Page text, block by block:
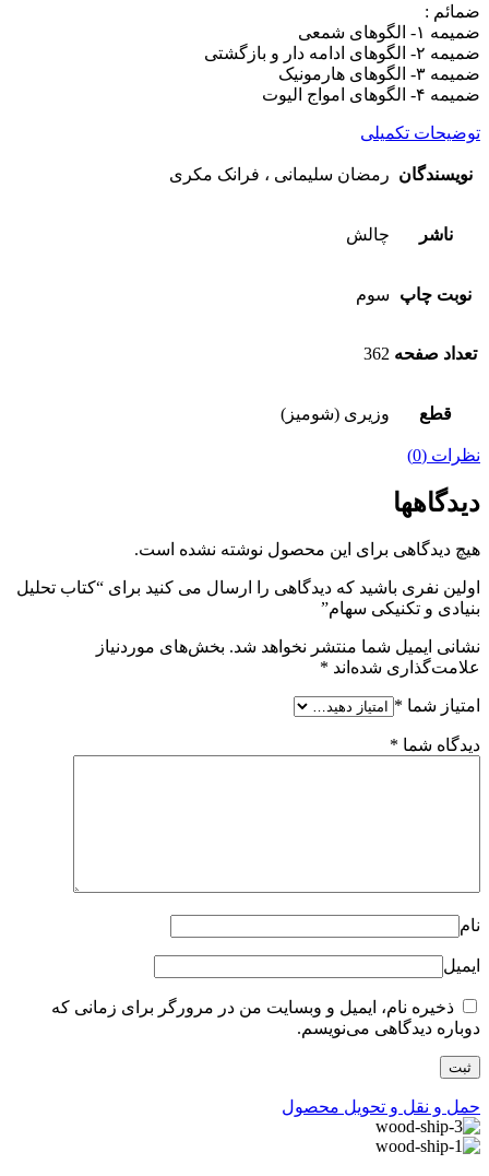
ضمائم :
ضمیمه ۱- الگوهای شمعی
ضمیمه ۲- الگوهای ادامه دار و بازگشتی
ضمیمه ۳- الگوهای هارمونیک
ضمیمه ۴- الگوهای امواج الیوت
توضیحات تکمیلی
نویسندگان رمضان سلیمانی ، فرانک مکری
ناشر چالش
نوبت چاپ سوم
تعداد صفحه 362
قطع وزیری (شومیز)
نظرات (0)
دیدگاهها
هیچ دیدگاهی برای این محصول نوشته نشده است.
اولین نفری باشید که دیدگاهی را ارسال می کنید برای “کتاب تحلیل
بنیادی و تکنیکی سهام”
نشانی ایمیل شما منتشر نخواهد شد. بخش‌های موردنیاز
علامت‌گذاری شده‌اند *
امتیاز شما *
دیدگاه شما *
نام
ایمیل
ذخیره نام، ایمیل و وبسایت من در مرورگر برای زمانی که
دوباره دیدگاهی می‌نویسم.
حمل و نقل و تحویل محصول